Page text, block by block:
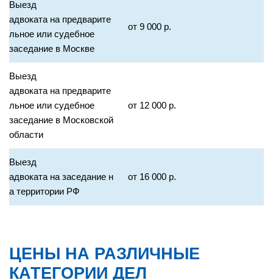
Выезд
адвоката на предварите
льное или судебное
заседание в Москве
от 9 000 р.
Выезд
адвоката на предварите
льное или судебное
заседание в Московской
области
от 12 000 р.
Выезд
адвоката на заседание н
а территории РФ
от 16 000 р.
ЦЕНЫ НА РАЗЛИЧНЫЕ
КАТЕГОРИИ ДЕЛ